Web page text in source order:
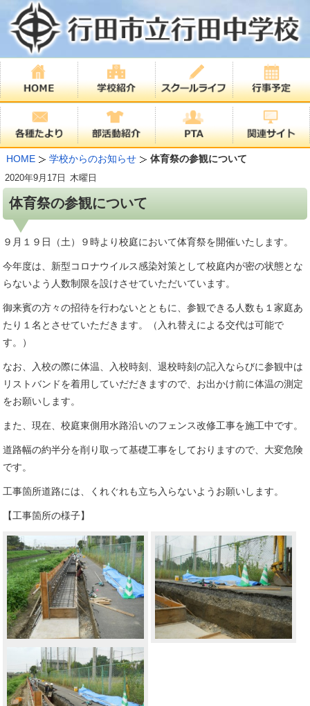
HOME 学校からのお知らせ 体育祭の参観について
体育祭の参観について
2020年9月17日 木曜日
９月１９日（土）９時より校庭において体育祭を開催いたします。
今年度は、新型コロナウイルス感染対策として校庭内が密の状態とな
らないよう人数制限を設けさせていただいています。
御来賓の方々の招待を行わないとともに、参観できる人数も１家庭あ
たり１名とさせていただきます。（入れ替えによる交代は可能で
す。）
なお、入校の際に体温、入校時刻、退校時刻の記入ならびに参観中は
リストバンドを着用していだだきますので、お出かけ前に体温の測定
をお願いします。
また、現在、校庭東側用水路沿いのフェンス改修工事を施工中です。
道路幅の約半分を削り取って基礎工事をしておりますので、大変危険
です。
工事箇所道路には、くれぐれも立ち入らないようお願いします。
【工事箇所の様子】